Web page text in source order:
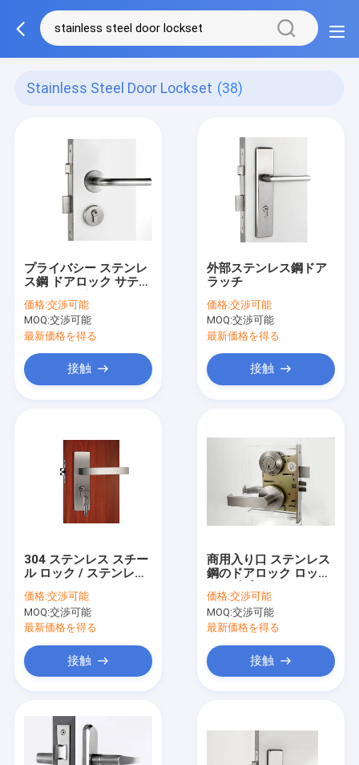
Stainless Steel Door Lockset (38)
プライバシー ステンレ
ス鋼 ドアロック サテン
ーズ ハンドル
価格:交渉可能
MOQ:交渉可能
最新価格を得る
接触
外部ステンレス鋼ドア
ラッチ
価格:交渉可能
MOQ:交渉可能
最新価格を得る
接触
304 ステンレス スチー
ル ロック / ステンレス
ット 3 同じ銅の鍵
価格:交渉可能
MOQ:交渉可能
最新価格を得る
接触
商用入り口 ステンレス
鋼のドアロック ロッセ
価格:交渉可能
MOQ:交渉可能
最新価格を得る
接触